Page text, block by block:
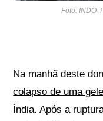
Foto: INDO-
Na manhã deste
colapso de uma
Índia. Após a